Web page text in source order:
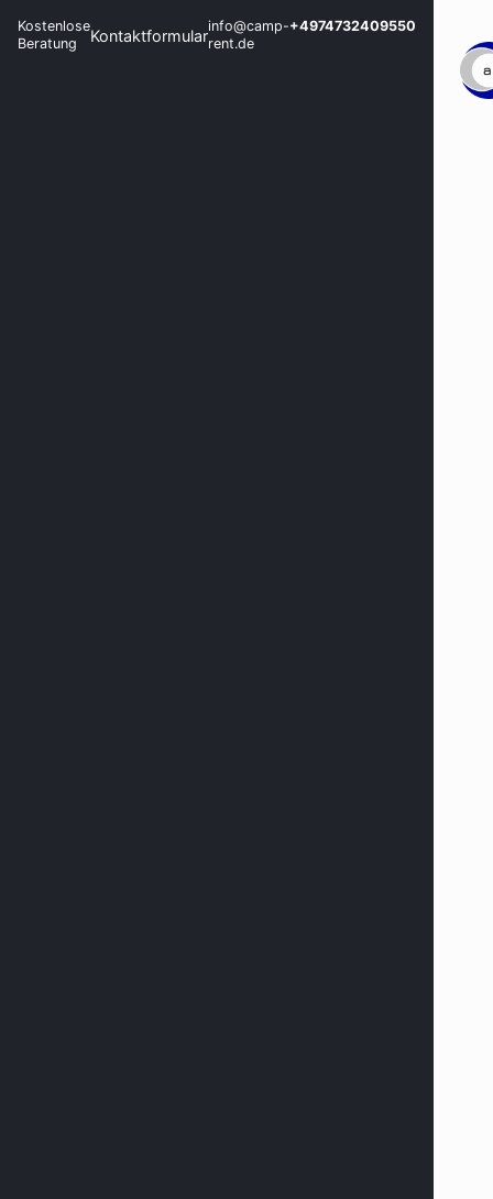
Kostenlose
Beratung
Kontaktformularinfo@camp-
rent.de
+4974732409550